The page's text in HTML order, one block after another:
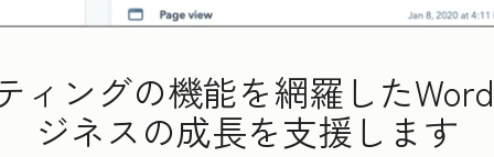
ィングの機能を網羅した
ジネスの成長を支援します